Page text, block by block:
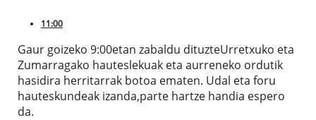
11:00
Gaur goizeko 9:00etan zabaldu dituzteUrretxuko eta
Zumarragako hauteslekuak eta aurreneko ordutik
hasidira herritarrak botoa ematen. Udal eta foru
hauteskundeak izanda,parte hartze handia espero
da.